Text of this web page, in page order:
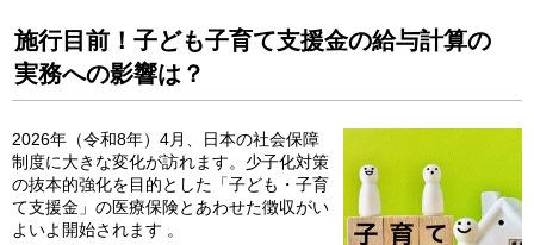
施行目前！子ども子育て支援金の給与計算の
実務への影響は？
2026年（令和8年）4月、日本の社会保障
制度に大きな変化が訪れます。少子化対策
の抜本的強化を目的とした「子ども・子育
て支援金」の医療保険とあわせた徴収がい
よいよ開始されます 。